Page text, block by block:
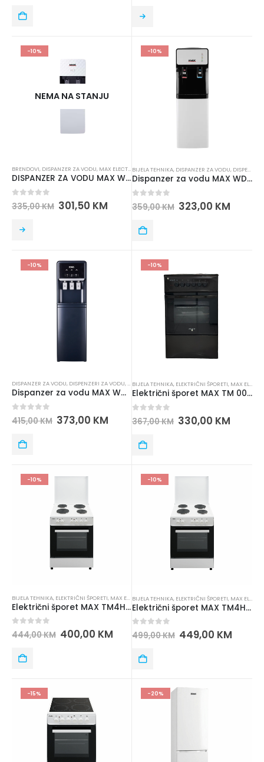
-10%
NEMA NA STANJU
BRENDOVI, DISPANZER ZA VODU, MAX ELECTRONICS
DISPANZER ZA VODU MAX WDM600
0 out of 5
335,00KM 301,50 KM
-10%
BIJELA TEHNIKA, DISPANZER ZA VODU, DISPENZERI ZA VODU
Dispanzer za vodu MAX WDM601W
0 out of 5
359,00KM 323,00 KM
-10%
DISPANZER ZA VODU, DISPENZERI ZA VODU,MAX ELECTRONICS
Dispanzer za vodu MAX WDM900B
out of 5
415,00KM 373,00 KM
-10%
BIJELA TEHNIKA, ELEKTRIČNI ŠPORETI, MAX ELECTRONICS
Električni šporet MAX TM 009 C50BFE Braon
out of 5
367,00KM 330,00 KM
-10%
BIJELA TEHNIKA, ELEKTRIČNI ŠPORETI, MAX ELECTRONICS
Električni šporet MAX TM4HP60 WH
0 out of 5
444,00KM 400,00 KM
-10%
BIJELA TEHNIKA, ELEKTRIČNI ŠPORETI, MAX ELECTRONICS
Električni šporet MAX TM4HP60FAN WH
0 out of 5
499,00KM 449,00 KM
-15% -20%